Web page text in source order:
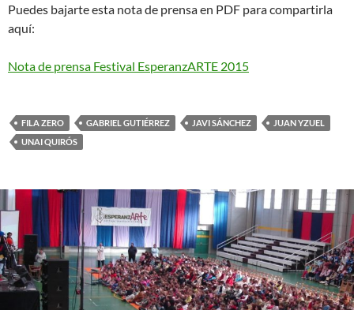
Puedes bajarte esta nota de prensa en PDF para compartirla
aquí:
Nota de prensa Festival EsperanzARTE 2015
FILA ZERO GABRIEL GUTIÉRREZ JAVI SÁNCHEZ
JUAN YZUEL
UNAI QUIRÓS